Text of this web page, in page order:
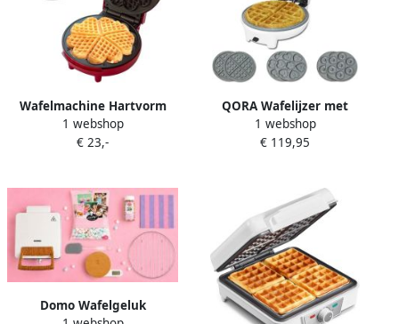
Wafelmachine Hartvorm
Wafelijzer Lekkere Wafels
Maken Antiaanbaklaag
1 webshop
€ 23,-
QORA Wafelijzer met
verwisselbare platen
Wafelijzer Wit ‎24cm x 23cm
1 webshop
€ 119,95
Domo Wafelgeluk